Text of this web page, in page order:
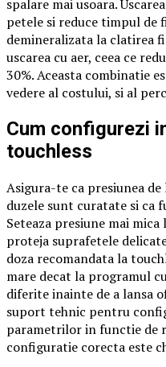
spalare mai usoara.
petele si reduce timpul de
demineralizata la clatirea
uscarea cu aer, ceea ce
30%. Aceasta combinatie
vedere al costului, si al
Cum configurezi
touchless
Asigura-te ca presiunea
duzele sunt curatate si ca
Seteaza presiune mai
proteja suprafetele
doza recomandata la
mare decat la programul
diferite inainte de a lansa
suport tehnic pentru
parametrilor in functie de
configuratie corecta este